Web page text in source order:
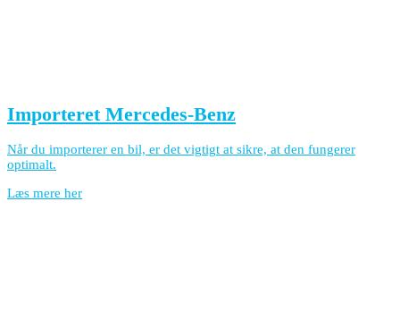
Importeret Mercedes-Benz
Når du importerer en bil, er det vigtigt at sikre, at den fungerer
optimalt.
Læs mere her